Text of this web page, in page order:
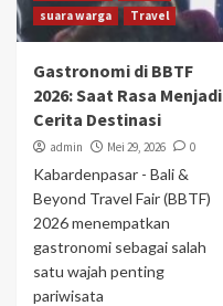
suara warga
Travel
Gastronomi di BBTF
2026: Saat Rasa Menjadi
Cerita Destinasi
admin Mei 29, 2026 0
Kabardenpasar - Bali &
Beyond Travel Fair (BBTF)
2026 menempatkan
gastronomi sebagai salah
satu wajah penting
pariwisata